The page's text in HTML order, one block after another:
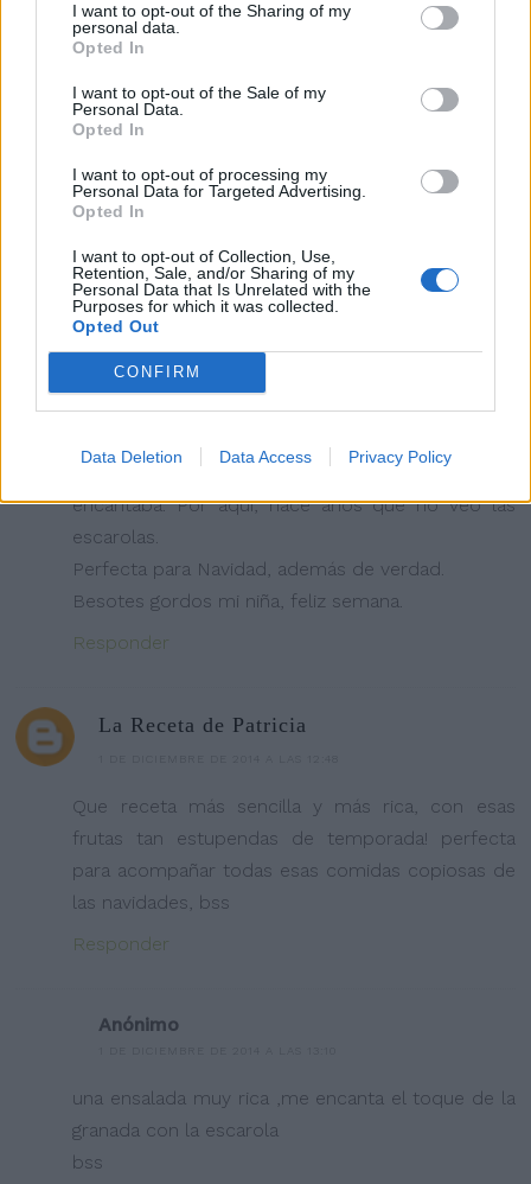
I want to opt-out of the Sharing of my
personal data.
Opted In
I want to opt-out of the Sale of my
Personal Data.
Opted In
I want to opt-out of processing my
Personal Data for Targeted Advertising.
Opted In
I want to opt-out of Collection, Use,
Retention, Sale, and/or Sharing of my
Personal Data that Is Unrelated with the
Purposes for which it was collected.
Opted Out
CONFIRM
Data Deletion Data Access Privacy Policy
Jissy Cocinitas
Que rico, perfecto para depurar los excesos del
fin de semana jejeje.
Besos
Responder
Nuria Eme
No sabes cómo me gusta esta ensalada Julia.
un ajito picado para aliñar...lo demás igual. Y me
encantaba. Por aquí, hace años que no veo las
escarolas.
Perfecta para Navidad, además de verdad.
Besotes gordos mi niña, feliz semana.
Responder
La Receta de Patricia
Que receta más sencilla y más rica, con esas
frutas tan estupendas de temporada! perfecta
para acompañar todas esas comidas copiosas de
las navidades, bss
Responder
Anónimo
una ensalada muy rica ,me encanta el toque de la
granada con la escarola
bss